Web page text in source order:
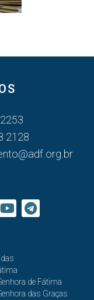
2128
de Fátima
das Graças